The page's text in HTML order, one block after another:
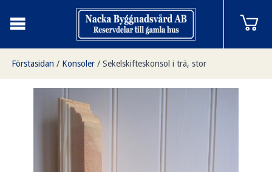
Förstasidan / Konsoler / Sekelskifteskonsol i trä, stor